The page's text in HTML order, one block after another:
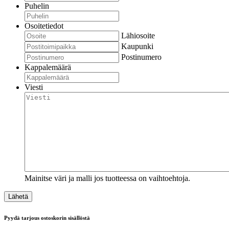
Puhelin
Osoitetiedot
Lähiosoite
Kaupunki
Postinumero
Kappalemäärä
Viesti
Mainitse väri ja malli jos tuotteessa on vaihtoehtoja.
Pyydä tarjous ostoskorin sisällöstä